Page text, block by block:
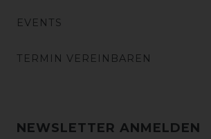
EVENTS
TERMIN VEREINBAREN
NEWSLETTER ANMELDEN